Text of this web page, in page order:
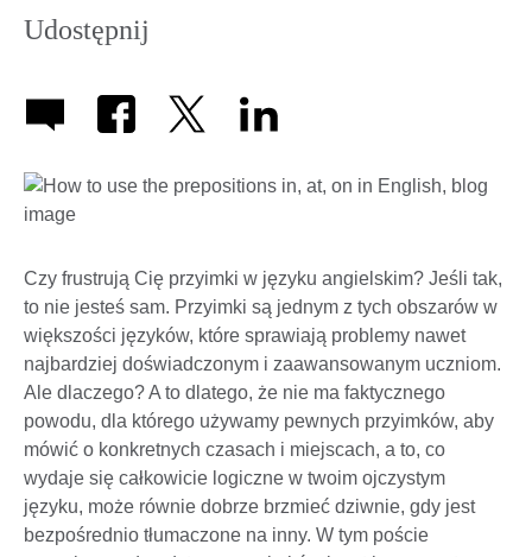
Udostępnij
Czy frustrują Cię przyimki w języku angielskim? Jeśli tak,
to nie jesteś sam. Przyimki są jednym z tych obszarów w
większości języków, które sprawiają problemy nawet
najbardziej doświadczonym i zaawansowanym uczniom.
Ale dlaczego? A to dlatego, że nie ma faktycznego
powodu, dla którego używamy pewnych przyimków, aby
mówić o konkretnych czasach i miejscach, a to, co
wydaje się całkowicie logiczne w twoim ojczystym
języku, może równie dobrze brzmieć dziwnie, gdy jest
bezpośrednio tłumaczone na inny. W tym poście